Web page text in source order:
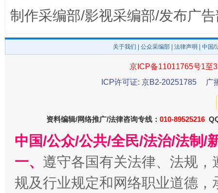
东山县通报“牛蛙产品抗生素超标问题” 法
制作采编部/影视采编部/发布广
关于我们 公众采编部 法律声明 | 中国
京ICP备11011765号1至
ICP许可证: 京B2-20251785
广
资料编辑/网络推广/法律咨询专线： 010-89525216
中国/公众/公共/全民/法治/法制/
一、 遵守各国有关法律、法规
规及行业规定和网络职业道德